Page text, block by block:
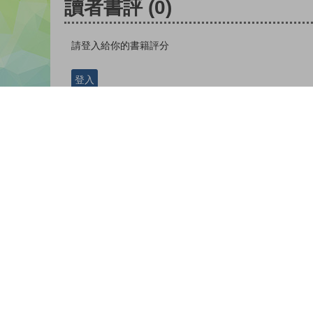
讀者書評 (0)
請登入給你的書籍評分
登入